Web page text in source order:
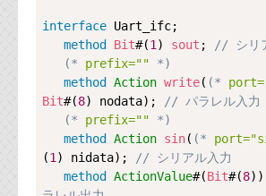
interface Uart_ifc;
method
Bit#(1 ) sout ;
// シリ
(* prefix="" *)
method
Action write( (*
Bit#(8) nodata);
// パラレル入力
(* prefix="" *)
method
Action sin( (*
(1 ) nidata);
// シリアル入力
method
ActionValue#(Bit#(8))